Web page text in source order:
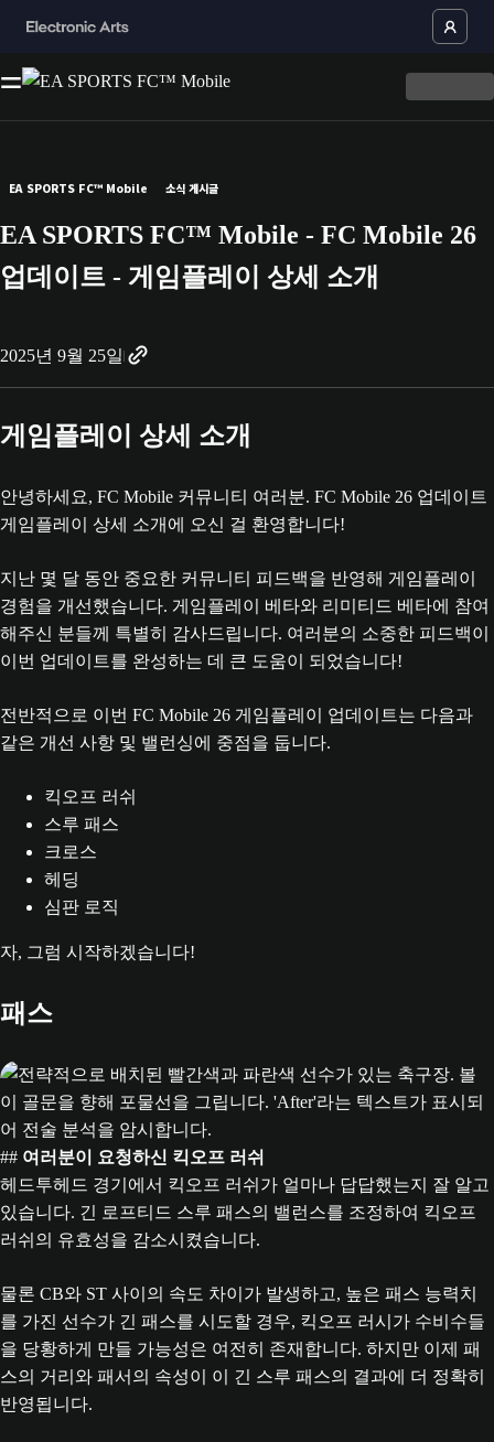
EA SPORTS FC™ Mobile 소식 게시글
EA SPORTS FC™ Mobile - FC Mobile 26
업데이트 - 게임플레이 상세 소개
2025년 9월 25일
게임플레이 상세 소개
안녕하세요, FC Mobile 커뮤니티 여러분. FC Mobile 26 업데이트
게임플레이 상세 소개에 오신 걸 환영합니다!
지난 몇 달 동안 중요한 커뮤니티 피드백을 반영해 게임플레이
경험을 개선했습니다. 게임플레이 베타와 리미티드 베타에 참여
해주신 분들께 특별히 감사드립니다. 여러분의 소중한 피드백이
이번 업데이트를 완성하는 데 큰 도움이 되었습니다!
전반적으로 이번 FC Mobile 26 게임플레이 업데이트는 다음과
같은 개선 사항 및 밸런싱에 중점을 둡니다.
킥오프 러쉬
스루 패스
크로스
헤딩
심판 로직
자, 그럼 시작하겠습니다!
패스
## 여러분이 요청하신 킥오프 러쉬
헤드투헤드 경기에서 킥오프 러쉬가 얼마나 답답했는지 잘 알고
있습니다. 긴 로프티드 스루 패스의 밸런스를 조정하여 킥오프
러쉬의 유효성을 감소시켰습니다.
물론 CB와 ST 사이의 속도 차이가 발생하고, 높은 패스 능력치
를 가진 선수가 긴 패스를 시도할 경우, 킥오프 러시가 수비수들
을 당황하게 만들 가능성은 여전히 존재합니다. 하지만 이제 패
스의 거리와 패서의 속성이 이 긴 스루 패스의 결과에 더 정확히
반영됩니다.